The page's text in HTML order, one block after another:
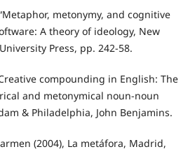
metonymy, and cognitive
A theory of ideology, New
Press, pp. 242-58.
compounding in English: The
and metonymical noun-noun
& Philadelphia, John Benjamins.
(2004), La metáfora, Madrid,